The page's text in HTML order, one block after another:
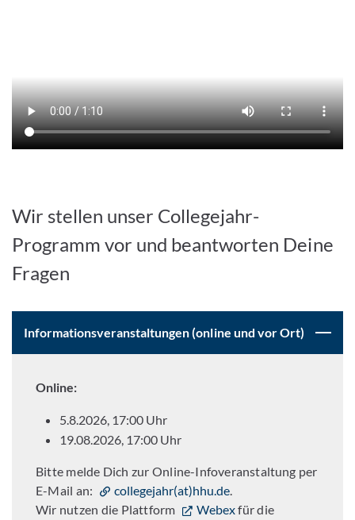
Wir stellen unser Collegejahr-
Programm vor und beantworten Deine
Fragen
Informationsveranstaltungen (online und vor Ort)
Online:
5.8.2026, 17:00 Uhr
19.08.2026, 17:00 Uhr
Bitte melde Dich zur Online-Infoveranstaltung per
E-Mail an:
collegejahr(at)hhu.de.
Wir nutzen die Plattform
Webexfür die